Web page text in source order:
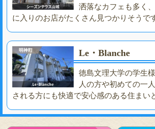
洒落なカフェも多く
に入りのお店がたくさん見つかりそうで
Le・Blanche
徳島文理大学の学生
人の方や初めての一
される方にも快適で安心感のある住まい